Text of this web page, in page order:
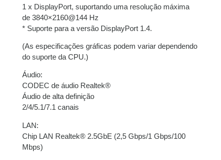
1 x DisplayPort, suportando uma resolução máxima
de 3840×2160@144 Hz
* Suporte para a versão DisplayPort 1.4.
(As especificações gráficas podem variar dependendo
do suporte da CPU.)
Áudio:
CODEC de áudio Realtek®
Áudio de alta definição
2/4/5.1/7.1 canais
LAN:
Chip LAN Realtek® 2.5GbE (2,5 Gbps/1 Gbps/100
Mbps)